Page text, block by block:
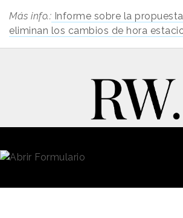
Más info.: Informe sobre la
eliminan los cambios de hora
Contacto